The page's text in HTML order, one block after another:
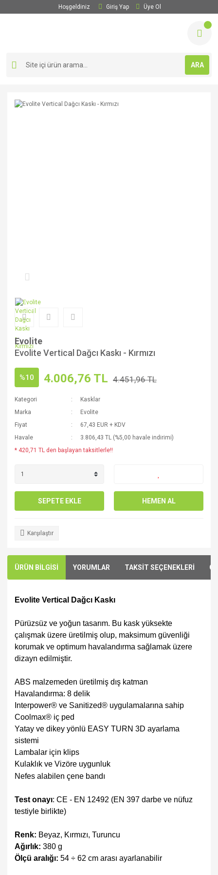
Hoşgeldiniz Giriş Yap Üye Ol
ARA
Evolite
Evolite Vertical Dağcı Kaskı - Kırmızı
%10 4.006,76 TL 4.451,96 TL
Kategori
Kasklar
Marka
Evolite
Fiyat
67,43 EUR + KDV
Havale
3.806,43 TL (%5,00 havale indirimi)
* 420,71 TL den başlayan taksitlerle!!
SEPETE EKLE HEMEN AL
Karşılaştır
ÜRÜN BİLGİSİ YORUMLAR TAKSİT SEÇENEKLERİ
Evolite Vertical Dağcı Kaskı
Pürüzsüz ve yoğun tasarım. Bu kask yüksekte
çalışmak üzere üretilmiş olup, maksimum güvenliği
korumak ve optimum havalandırma sağlamak üzere
dizayn edilmiştir.
ABS malzemeden üretilmiş dış katman
Havalandırma: 8 delik
Interpower® ve Sanitized® uygulamalarına sahip
Coolmax® iç ped
Yatay ve dikey yönlü EASY TURN 3D ayarlama
sistemi
Lambalar için klips
Kulaklık ve Vizöre uygunluk
Nefes alabilen çene bandı
Test onayı: CE - EN 12492 (EN 397 darbe ve nüfuz
testiyle birlikte)
Renk: Beyaz, Kırmızı, Turuncu
Ağırlık: 380 g
Ölçü aralığı: 54 ÷ 62 cm arası ayarlanabilir